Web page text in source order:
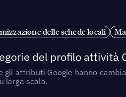
delle schede locali
del profilo attività
gli attributi Google hanno
larga scala.